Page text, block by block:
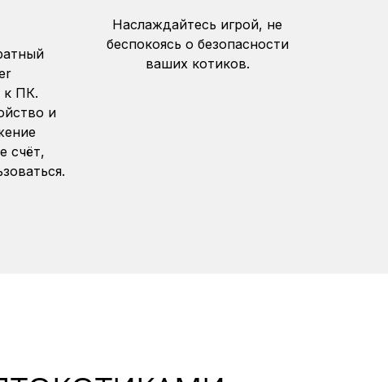
к ПК.
и
счёт,
Наслаждайтесь игрой, не
беспокоясь о безопасности
ваших котиков.